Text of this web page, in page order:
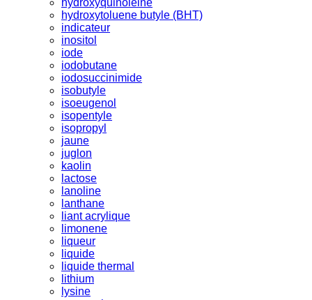
hydroxytoluene butyle (BHT)
indicateur
inositol
iode
iodobutane
iodosuccinimide
isobutyle
isoeugenol
isopentyle
isopropyl
jaune
juglon
kaolin
lactose
lanoline
lanthane
liant acrylique
limonene
liqueur
liquide
liquide thermal
lithium
lysine